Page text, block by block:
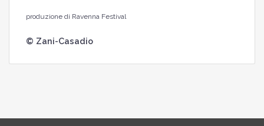
produzione di Ravenna Festival
© Zani-Casadio